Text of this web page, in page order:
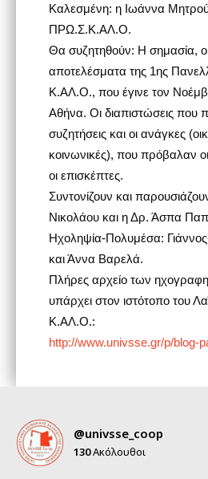
Καλεσμένη: η Ιωάννα
ΠΡΩ.Σ.Κ.ΑΛ.Ο.
Θα συζητηθούν: Η σημασία, οι
αποτελέσματα της 1ης
Κ.ΑΛ.Ο., που έγινε τον
Αθήνα. Οι διαπιστώσεις που
συζητήσεις και οι ανάγκες
κοινωνικές), που πρόβαλαν
οι επισκέπτες.
Συντονίζουν και
Νικολάου και η Δρ. Άσπα
Ηχοληψία-Πολυμέσα:
και Άννα Βαρελά.
Πλήρες αρχείο των
υπάρχει στον ιστότοπο του
Κ.ΑΛ.Ο.:
http://www.univsse.gr/p/blog-
@univsse_coop
130Ακόλουθοι